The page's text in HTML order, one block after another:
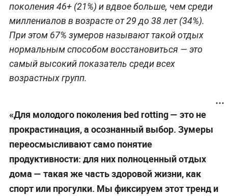
поколения 46+ (21%) и вдвое больше, чем среди
миллениалов в возрасте от 29 до 38 лет (34%).
При этом 67% зумеров называют такой отдых
нормальным способом восстановиться — это
самый высокий показатель среди всех
возрастных групп.
«Для молодого поколения bed rotting — это не
прокрастинация, а осознанный выбор. Зумеры
переосмысливают само понятие
продуктивности: для них полноценный отдых
дома — такая же часть здоровой жизни, как
спорт или прогулки. Мы фиксируем этот тренд и